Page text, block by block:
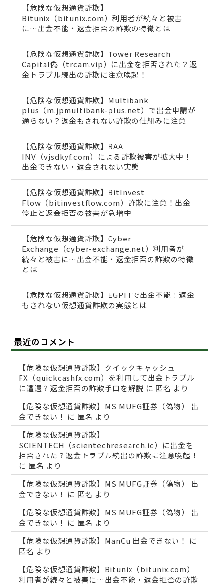
【危険な仮想通貨詐欺】
Bitunix（bitunix.com）利用者が続々と被害
に…出金不能・返金拒否の詐欺の特徴とは
【危険な仮想通貨詐欺】Tower Research
Capital偽（trcam.vip）に出金を拒否された？返
金トラブル続出の詐欺に注意喚起！
【危険な仮想通貨詐欺】Multibank
plus（m.jpmultibank-plus.net）で出金申請が
通らない？返金もされない詐欺の仕組みに注意
【危険な仮想通貨詐欺】RAA
INV（vjsdkyf.com）による詐欺被害が拡大中！
出金できない・返金されない実態
【危険な仮想通貨詐欺】BitInvest
Flow（bitinvestflow.com）詐欺に注意！出金
停止と返金拒否の被害が急増中
【危険な仮想通貨詐欺】Cyber
Exchange（cyber-exchange.net）利用者が
続々と被害に…出金不能・返金拒否の詐欺の特徴
とは
【危険な仮想通貨詐欺】EGPITで出金不能！返金
もされない仮想通貨詐欺の実態とは
最近のコメント
【危険な仮想通貨詐欺】クイックキャッシュ
FX（quickcashfx.com）を利用して出金トラブル
に遭遇？返金拒否の詐欺手口を解説 に 匿名 より
【危険な仮想通貨詐欺】MS MUFG証券（偽物） 出
金できない！
に 匿名 より
【危険な仮想通貨詐欺】
SCIENTECH（scientechresearch.io）に出金を
拒否された？返金トラブル続出の詐欺に注意喚起！
に 匿名 より
【危険な仮想通貨詐欺】MS MUFG証券（偽物） 出
金できない！
に 匿名 より
【危険な仮想通貨詐欺】MS MUFG証券（偽物） 出
金できない！
に 匿名 より
【危険な仮想通貨詐欺】ManCu 出金できない！
に
匿名 より
【危険な仮想通貨詐欺】Bitunix（bitunix.com）
利用者が続々と被害に…出金不能・返金拒否の詐欺